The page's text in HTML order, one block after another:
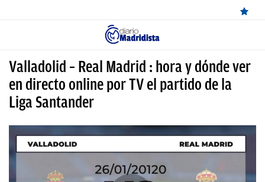
ÚLTIMAS
NOTICIAS
REAL
MADRID
BALONCESTO
Valladolid – Real Madrid : hora y dónde ver
en directo online por TV el partido de la
Liga Santander